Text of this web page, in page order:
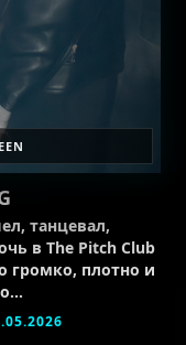
танцевал,
в The Pitch Club
громко, плотно и